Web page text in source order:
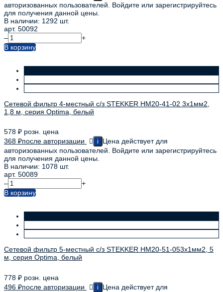
авторизованных пользователей. Войдите или зарегистрируйтесь
для получения данной цены.
В наличии: 1292 шт.
арт. 50092
–
+
В корзину
Сетевой фильтр 4-местный с/з STEKKER HM20-41-02 3x1мм2,
1,8 м, серия Optima, белый
578 ₽ розн. цена
368 ₽после авторизации i
Цена действует для
авторизованных пользователей. Войдите или зарегистрируйтесь
для получения данной цены.
В наличии: 1078 шт.
арт. 50089
–
+
В корзину
Сетевой фильтр 5-местный с/з STEKKER HM20-51-053x1мм2, 5
м, серия Optima, белый
778 ₽ розн. цена
496 ₽после авторизации i
Цена действует для